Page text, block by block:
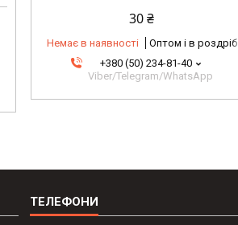
30 ₴
Немає в наявності
Оптом і в роздріб
+380 (50) 234-81-40
Viber/Telegram/WhatsApp